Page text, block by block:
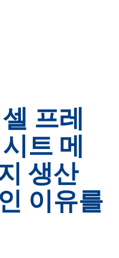
프레
트 메
생산
이유를